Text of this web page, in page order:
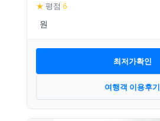
★ 평점 6
최저가확인
여행객 이용후기